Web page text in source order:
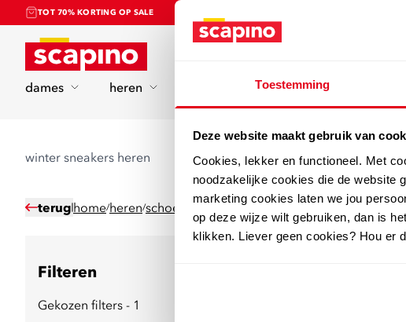
Toestemming
Deze website maakt gebruik van
Cookies, lekker en functioneel. Met
noodzakelijke cookies die de website
marketing cookies laten we jou
op deze wijze wilt gebruiken, dan is
klikken. Liever geen cookies? Hou er
TOT 70% KORTING OP SALE
Home
dames heren sport
winter sneakers heren
terug home/heren/schoenen sneakers
Filteren
Gekozen filters - 1